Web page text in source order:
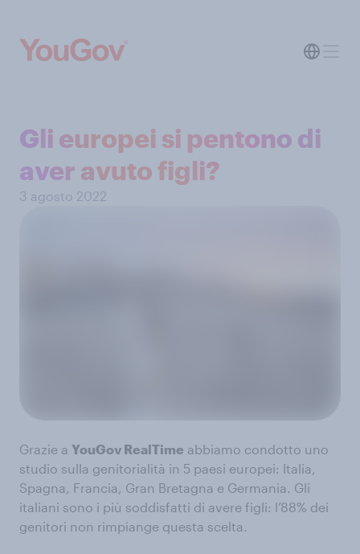
Gli europei si pentono di
aver avuto figli?
3 agosto 2022
Grazie a YouGov RealTime abbiamo condotto uno
studio sulla genitorialità in 5 paesi europei: Italia,
Spagna, Francia, Gran Bretagna e Germania. Gli
italiani sono i più soddisfatti di avere figli: l’88% dei
genitori non rimpiange questa scelta.